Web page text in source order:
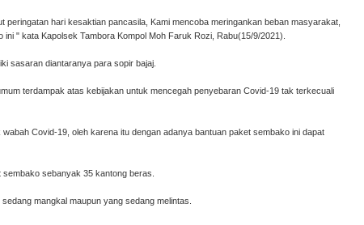
peringatan hari kesaktian pancasila, Kami mencoba meringankan beban masyarakat,
" kata Kapolsek Tambora Kompol Moh Faruk Rozi, Rabu(15/9/2021).
sasaran diantaranya para sopir bajaj.
terdampak atas kebijakan untuk mencegah penyebaran Covid-19 tak terkecuali
Covid-19, oleh karena itu dengan adanya bantuan paket sembako ini dapat
sebanyak 35 kantong beras.
mangkal maupun yang sedang melintas.